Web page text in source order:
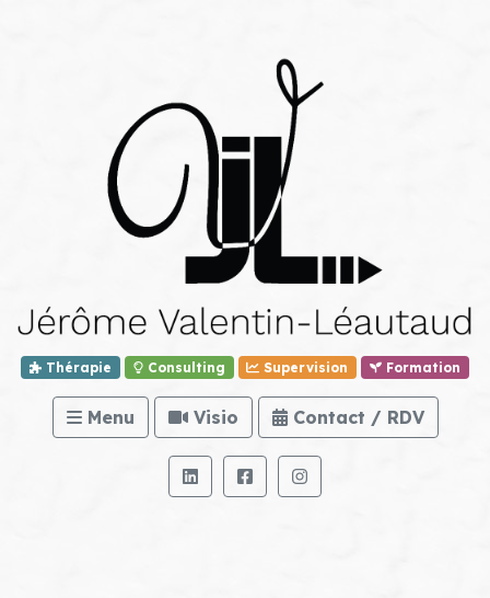
Thérapie Consulting Supervision Formation
Menu Visio Contact / RDV